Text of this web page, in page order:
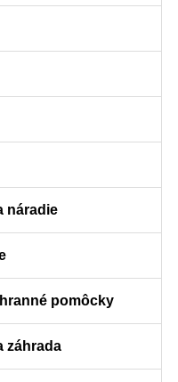
náradie
pomôcky
záhrada